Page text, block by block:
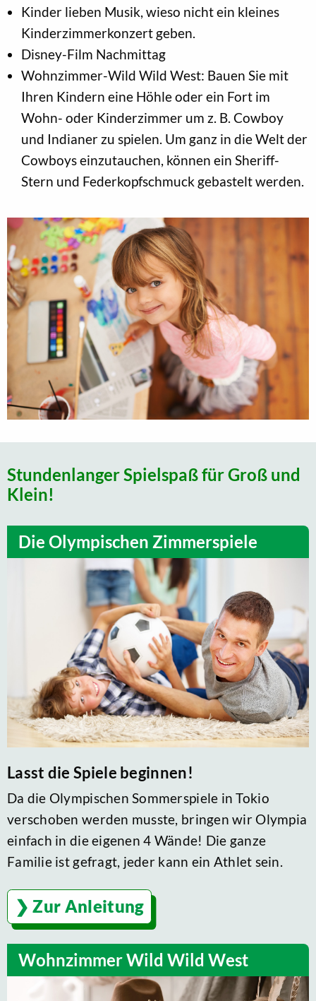
Kinder lieben Musik, wieso nicht ein kleines
Kinderzimmerkonzert geben.
Disney-Film Nachmittag
Wohnzimmer-Wild Wild West: Bauen Sie mit
Ihren Kindern eine Höhle oder ein Fort im
Wohn- oder Kinderzimmer um z. B. Cowboy
und Indianer zu spielen. Um ganz in die Welt der
Cowboys einzutauchen, können ein Sheriff-
Stern und Federkopfschmuck gebastelt werden.
Stundenlanger Spielspaß für Groß und
Klein!
Die Olympischen Zimmerspiele
Lasst die Spiele beginnen!
Da die Olympischen Sommerspiele in Tokio
verschoben werden musste, bringen wir Olympia
einfach in die eigenen 4 Wände! Die ganze
Familie ist gefragt, jeder kann ein Athlet sein.
Zur Anleitung
Wohnzimmer Wild Wild West